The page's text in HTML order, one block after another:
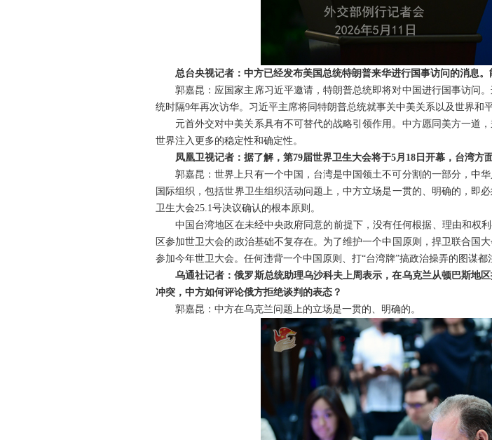
总台央视记者：中方已经发布美国总统特朗普来华进行国事访问的消息
郭嘉昆：应国家主席习近平邀请，特朗普总统即将对中国进行国事访问
统时隔9年再次访华。习近平主席将同特朗普总统就事关中美关系以及世界和
元首外交对中美关系具有不可替代的战略引领作用。中方愿同美方一道
世界注入更多的稳定性和确定性。
凤凰卫视记者：据了解，第79届世界卫生大会将于5月18日开幕，台湾
郭嘉昆：世界上只有一个中国，台湾是中国领土不可分割的一部分，中
国际组织，包括世界卫生组织活动问题上，中方立场是一贯的、明确的，即
卫生大会25.1号决议确认的根本原则。
中国台湾地区在未经中央政府同意的前提下，没有任何根据、理由和权
区参加世卫大会的政治基础不复存在。为了维护一个中国原则，捍卫联合国
参加今年世卫大会。任何违背一个中国原则、打“台湾牌”搞政治操弄的图谋都
乌通社记者：俄罗斯总统助理乌沙科夫上周表示，在乌克兰从顿巴斯地
冲突，中方如何评论俄方拒绝谈判的表态？
郭嘉昆：中方在乌克兰问题上的立场是一贯的、明确的。